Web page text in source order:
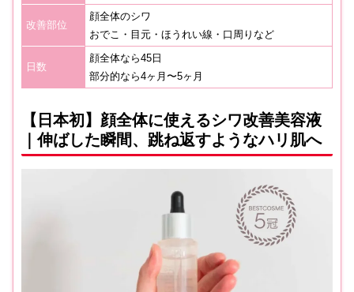
改善部位
顔全体のシワ
おでこ・目元・ほうれい線・口周りなど
日数
顔全体なら45日
部分的なら4ヶ月〜5ヶ月
【日本初】顔全体に使えるシワ改善美容液
｜伸ばした瞬間、跳ね返すようなハリ肌へ